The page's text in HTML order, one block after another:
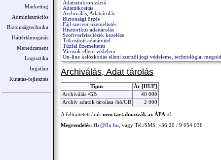
Marketing
Adminisztrációs
Biztonságtechnika
Háttértámogatás
Menedzsment
Logisztika
Ingatlan
Kutatás-fejlesztés
Adatszinkronizáció
Adattitkosítás
Archiválás, Adattárolás
Biztonsági őrzés
Fájl szerver üzemeltetés
Hisztorikus adattárolás
Szoftverfrissítések kezelése
Titkosított adatátvitel
Tűzfal üzemeltetés
Vírusok elleni védelem
On-line kalózkodás elleni szerzői jogi védeleme, technológiai
Archiválás, Adat tárolás
Típus
Ár [HUF]
Archiválás /GB
40 000
Archív adatok tárolása /hó/GB
2 000
A feltüntetett árak nem tartalmazzák az ÁFA-t!
Megrendelés: flx@flx.hu , vagy Tel./SMS: +36 20 / 9 654 036